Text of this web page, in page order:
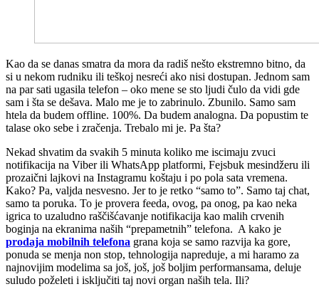
Kao da se danas smatra da mora da radiš nešto ekstremno bitno, da
si u nekom rudniku ili teškoj nesreći ako nisi dostupan. Jednom sam
na par sati ugasila telefon – oko mene se sto ljudi čulo da vidi gde
sam i šta se dešava. Malo me je to zabrinulo. Zbunilo. Samo sam
htela da budem offline. 100%. Da budem analogna. Da popustim te
talase oko sebe i zračenja. Trebalo mi je. Pa šta?
Nekad shvatim da svakih 5 minuta koliko me iscimaju zvuci
notifikacija na Viber ili WhatsApp platformi, Fejsbuk mesindžeru ili
prozaični lajkovi na Instagramu koštaju i po pola sata vremena.
Kako? Pa, valjda nesvesno. Jer to je retko “samo to”. Samo taj chat,
samo ta poruka. To je provera feeda, ovog, pa onog, pa kao neka
igrica to uzaludno raščišćavanje notifikacija kao malih crvenih
boginja na ekranima naših “prepametnih” telefona. A kako je
prodaja mobilnih telefona grana koja se samo razvija ka gore,
ponuda se menja non stop, tehnologija napreduje, a mi haramo za
najnovijim modelima sa još, još, još boljim performansama, deluje
suludo poželeti i isključiti taj novi organ naših tela. Ili?